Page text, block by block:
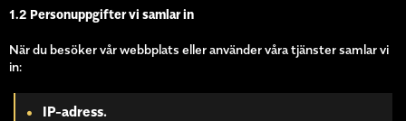
1.2 Personuppgifter vi samlar in
När du besöker vår webbplats eller använder våra tjänster samlar vi
in:
IP-adress.